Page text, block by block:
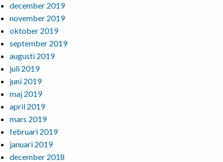
december 2019
november 2019
oktober 2019
september 2019
augusti 2019
juli 2019
juni 2019
maj 2019
april 2019
mars 2019
februari 2019
januari 2019
december 2018